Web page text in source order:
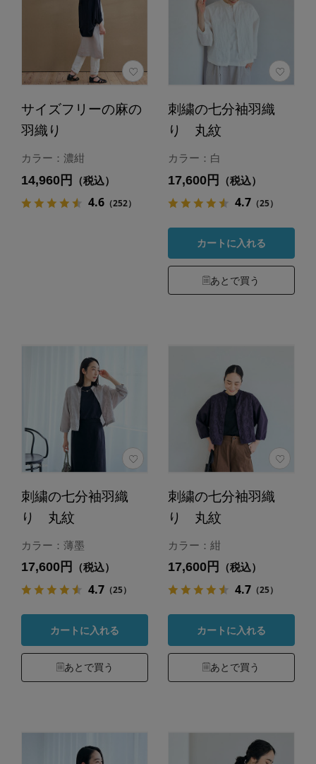
サイズフリーの麻の
羽織り
カラー：濃紺
14,960円 （税込）
4.6（252）
刺繍の七分袖羽織
り 丸紋
カラー：白
17,600円 （税込）
4.7（25）
カートに入れる
あとで買う
刺繍の七分袖羽織
り 丸紋
カラー：薄墨
17,600円 （税込）
4.7（25）
カートに入れる
あとで買う
刺繍の七分袖羽織
り 丸紋
カラー：紺
17,600円 （税込）
4.7（25）
カートに入れる
あとで買う